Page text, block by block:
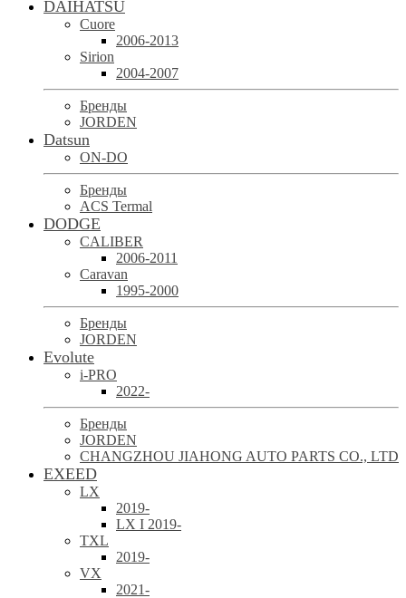
DAIHATSU
Cuore
2006-2013
Sirion
2004-2007
Бренды
JORDEN
Datsun
ON-DO
Бренды
ACS Termal
DODGE
CALIBER
2006-2011
Caravan
1995-2000
Бренды
JORDEN
Evolute
i-PRO
2022-
Бренды
JORDEN
CHANGZHOU JIAHONG AUTO PARTS CO., LTD
EXEED
LX
2019-
LX I 2019-
TXL
2019-
VX
2021-